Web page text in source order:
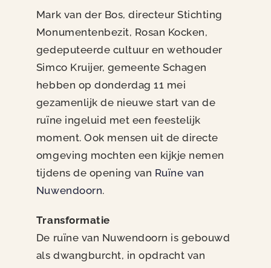
Mark van der Bos, directeur Stichting
Monumentenbezit, Rosan Kocken,
gedeputeerde cultuur en wethouder
Simco Kruijer, gemeente Schagen
hebben op donderdag 11 mei
gezamenlijk de nieuwe start van de
ruïne ingeluid met een feestelijk
moment. Ook mensen uit de directe
omgeving mochten een kijkje nemen
tijdens de opening van Ruïne van
Nuwendoorn.
Transformatie
De ruïne van Nuwendoorn is gebouwd
als dwangburcht, in opdracht van